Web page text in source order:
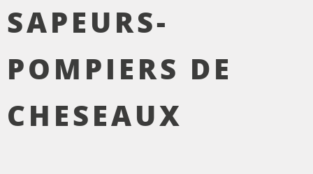
SAPEURS-
POMPIERS DE
CHESEAUX